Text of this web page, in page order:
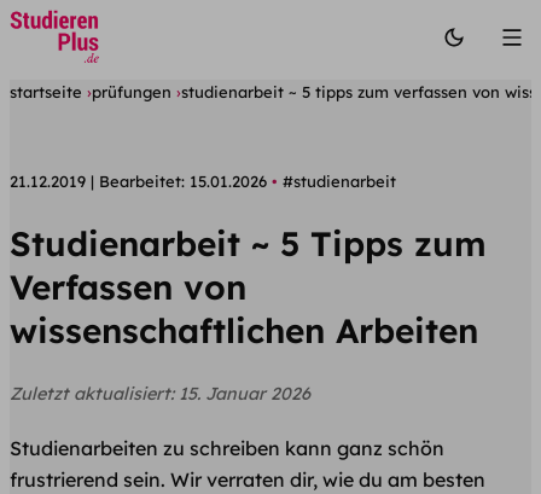
startseite prüfungen studienarbeit ~ 5 tipps zum verfassen von
21.12.2019 Bearbeitet: 15.01.2026 #studienarbeit
Studienarbeit ~ 5 Tipps zum
Verfassen von
wissenschaftlichen Arbeiten
Zuletzt aktualisiert: 15. Januar 2026
Studienarbeiten zu schreiben kann ganz schön
frustrierend sein. Wir verraten dir, wie du am besten